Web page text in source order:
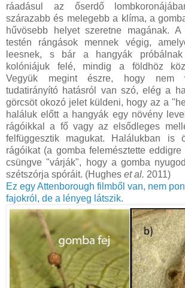
ráadásul az őserdő
szárazabb és melegebb a klíma, a
hűvösebb helyet szeretne magának. A
testén rángások mennek végig,
leesnek, s bár a hangyák
kolóniájuk felé, mindig a földhöz
Vegyük megint észre, hogy nem
tudatirányító hatásról van szó, elég a
görcsöt okozó jelet küldeni, hogy az a
haláluk előtt a hangyák egy növény
rágóikkal a fő vagy az elsődleges
felfüggesztik magukat. Halálukban is
rágóikat (a gomba felemésztette
csüngve "várják", hogy a gomba
szétszórja spóráit. (Hughes et al. 2011)
Ez egy Attenborough filmből van, nem
fajokról, de a lényeg látszik.